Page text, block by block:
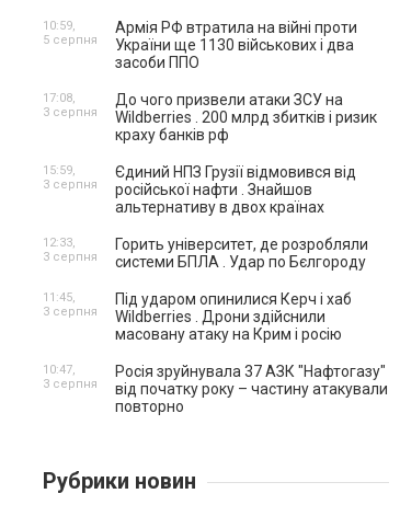
Армія РФ втратила на війні проти
України ще 1130 військових і два
засоби ППО
10:59,
5 серпня
До чого призвели атаки ЗСУ на
Wildberries . 200 млрд збитків і ризик
краху банків рф
17:08,
3 серпня
Єдиний НПЗ Грузії відмовився від
російської нафти . Знайшов
альтернативу в двох країнах
15:59,
3 серпня
Горить університет, де розробляли
системи БПЛА . Удар по Бєлгороду
12:33,
3 серпня
Під ударом опинилися Керч і хаб
Wildberries . Дрони здійснили
масовану атаку на Крим і росію
11:45,
3 серпня
Росія зруйнувала 37 АЗК "Нафтогазу"
від початку року – частину атакували
повторно
10:47,
3 серпня
Рубрики новин